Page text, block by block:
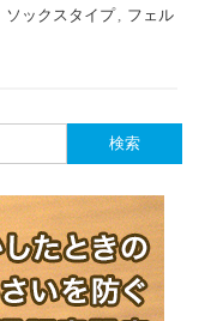
ソックスタイプ
フェル